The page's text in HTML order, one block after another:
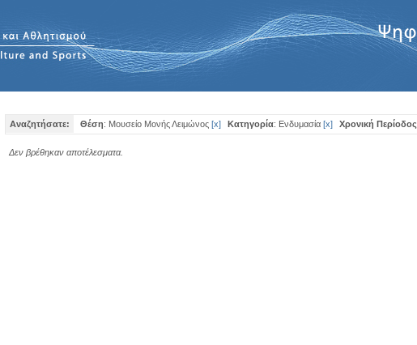
Αναζητήσατε: Θέση: Μουσείο Μονής Λειμώνος [x] Κατηγορία: Ενδυμασία [x] Χρονική Περίοδος
Δεν βρέθηκαν αποτέλεσματα.